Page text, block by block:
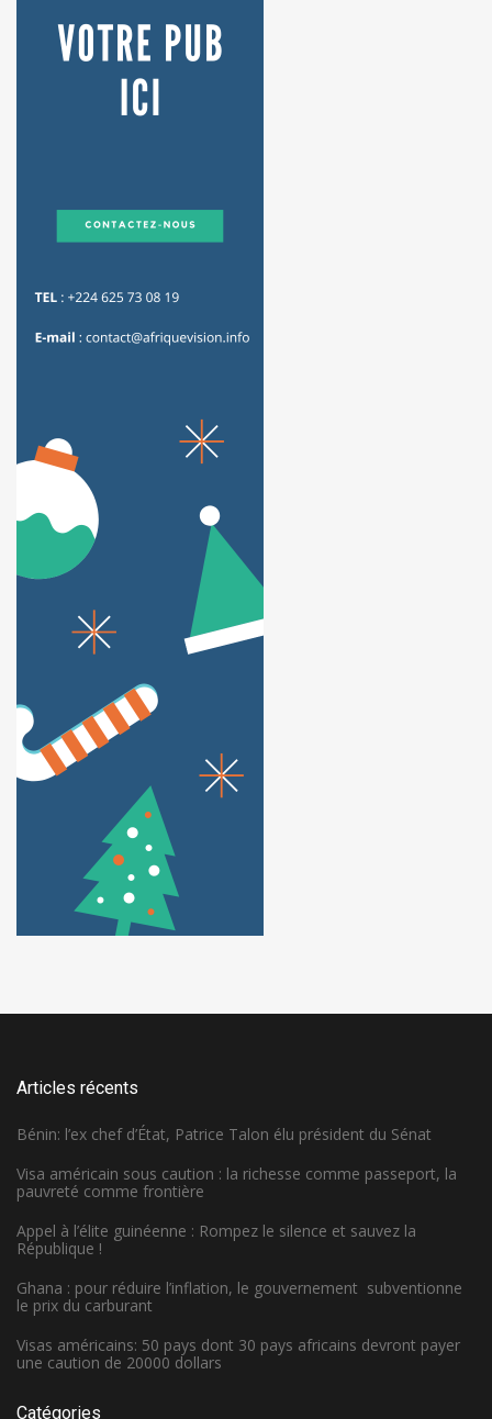
Articles récents
Bénin: l’ex chef d’État, Patrice Talon élu président du Sénat
Visa américain sous caution : la richesse comme passeport, la
pauvreté comme frontière
Appel à l’élite guinéenne : Rompez le silence et sauvez la
République !
Ghana : pour réduire l’inflation, le gouvernement subventionne
le prix du carburant
Visas américains: 50 pays dont 30 pays africains devront payer
une caution de 20000 dollars
Catégories